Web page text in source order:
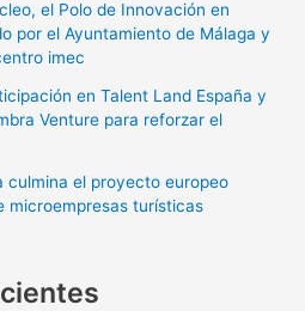
el Polo de Innovación en
por el Ayuntamiento de Málaga y
imec
en Talent Land España y
Venture para reforzar el
culmina el proyecto europeo
microempresas turísticas